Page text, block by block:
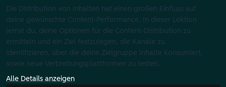
Die Distribution von Inhalten hat einen großen Einfluss auf
deine gewünschte Content-Performance. In dieser Lektion
lernst du, deine Optionen für die Content-Distribution zu
ermitteln und ein Ziel festzulegen, die Kanäle zu
identifizieren, über die deine Zielgruppe Inhalte konsumiert,
sowie neue Verbreitungsplattformen zu testen.
Alle Details anzeigen